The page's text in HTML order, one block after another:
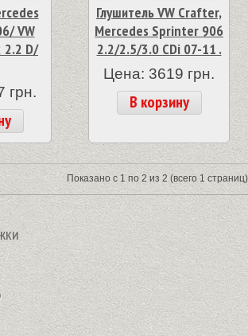
VW
2.2 D/
грн.
Глушитель VW Crafter,
Mercedes Sprinter 906
2.2/2.5/3.0 CDi 07-11 .
Цена: 3619 грн.
В корзину
Показано с 1 по 2 из 2 (всего 1 страниц)